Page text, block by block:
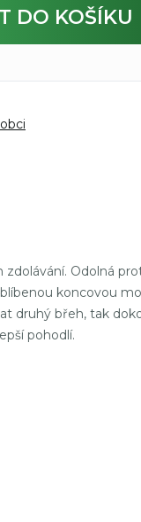
DO KOŠÍKU
Odolná
koncovou
druhý břeh, tak
pohodlí.